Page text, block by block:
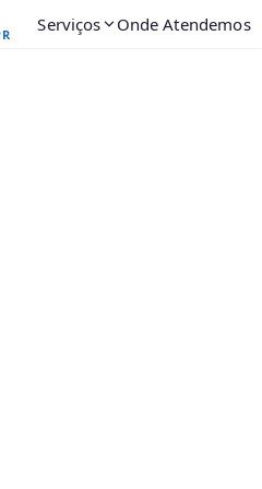
Serviços Onde Atendemos